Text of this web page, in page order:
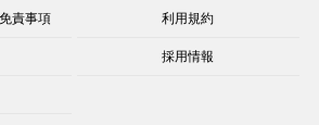
責事項 利用規約
採用情報